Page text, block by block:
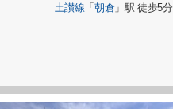
土讃線 「 朝倉」駅 徒歩5分